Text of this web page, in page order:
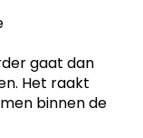
gaat dan
Het raakt
binnen de